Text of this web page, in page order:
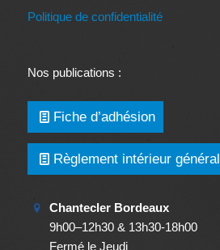
Politique de confidentialité
Nos publications :
Fiche d’adhésion
Règlement intérieur général
Chantecler Bordeaux
9h00–12h30 & 13h30-18h00
Fermé le Jeudi